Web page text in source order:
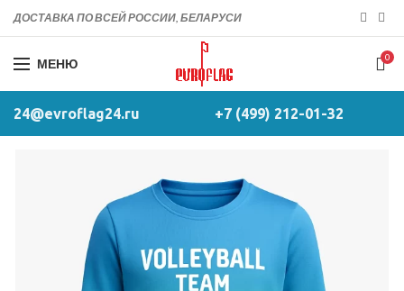
ДОСТАВКА ПО ВСЕЙ РОССИИ, БЕЛАРУСИ
МЕНЮ 0
24@evroflag24.ru +7 (499) 212-01-32